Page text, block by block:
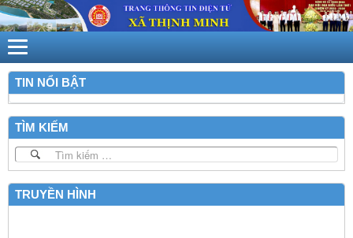
TIN NỔI BẬT
TÌM KIẾM
TRUYỀN HÌNH